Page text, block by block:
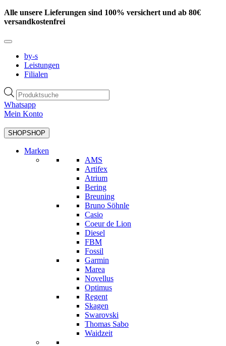
Zum
Inhalt
Alle unsere Lieferungen sind 100% versichert und ab 80€
versandkostenfrei
by-s
Leistungen
Filialen
Products
search
Whatsapp
Mein Konto
SHOPSHOP
Marken
AMS
Artifex
Atrium
Bering
Breuning
Bruno Söhnle
Casio
Coeur de Lion
Diesel
FBM
Fossil
Garmin
Marea
Novellus
Optimus
Regent
Skagen
Swarovski
Thomas Sabo
Waidzeit